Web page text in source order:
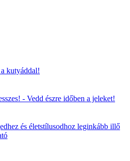
kutyáddal!
- Vedd észre időben a jeleket!
és életstílusodhoz leginkább illő